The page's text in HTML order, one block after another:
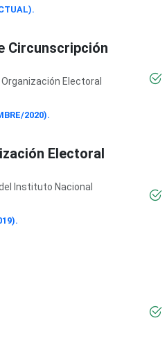
Circunscripción
Electoral
2020).
Electoral
Instituto Nacional